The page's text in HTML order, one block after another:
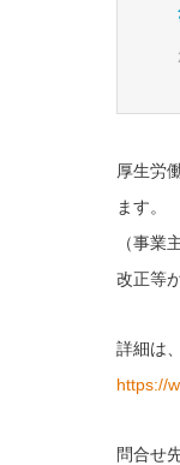
厚生労
ます。
（事業
改正等
詳細は
https://
問合せ